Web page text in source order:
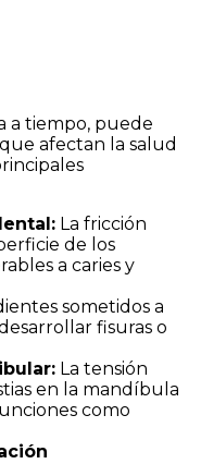
a tiempo, puede
afectan la salud
La fricción
de los
a caries y
sometidos a
fisuras o
La tensión
en la mandíbula
como